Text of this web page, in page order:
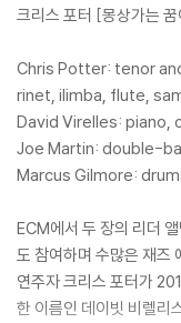
크리스 포터 [몽상가는
Chris Potter: tenor
rinet, ilimba, flute,
David Virelles: piano,
Joe Martin: double-
Marcus Gilmore:
ECM에서 두 장의 리더
도 참여하며 수많은 재즈
연주자 크리스 포터가
한 이름인 데이빗 비렐리